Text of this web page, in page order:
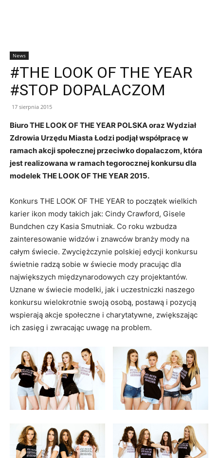
News
#THE LOOK OF THE YEAR
#STOP DOPALACZOM
17 sierpnia 2015
Biuro THE LOOK OF THE YEAR POLSKA oraz Wydział
Zdrowia Urzędu Miasta Łodzi podjął współpracę w
ramach akcji społecznej przeciwko dopalaczom, która
jest realizowana w ramach tegorocznej konkursu dla
modelek THE LOOK OF THE YEAR 2015.
Konkurs THE LOOK OF THE YEAR to początek wielkich
karier ikon mody takich jak: Cindy Crawford, Gisele
Bundchen czy Kasia Smutniak. Co roku wzbudza
zainteresowanie widzów i znawców branży mody na
całym świecie. Zwyciężczynie polskiej edycji konkursu
świetnie radzą sobie w świecie mody pracując dla
największych międzynarodowych czy projektantów.
Uznane w świecie modelki, jak i uczestniczki naszego
konkursu wielokrotnie swoją osobą, postawą i pozycją
wspierają akcje społeczne i charytatywne, zwiększając
ich zasięg i zwracając uwagę na problem.